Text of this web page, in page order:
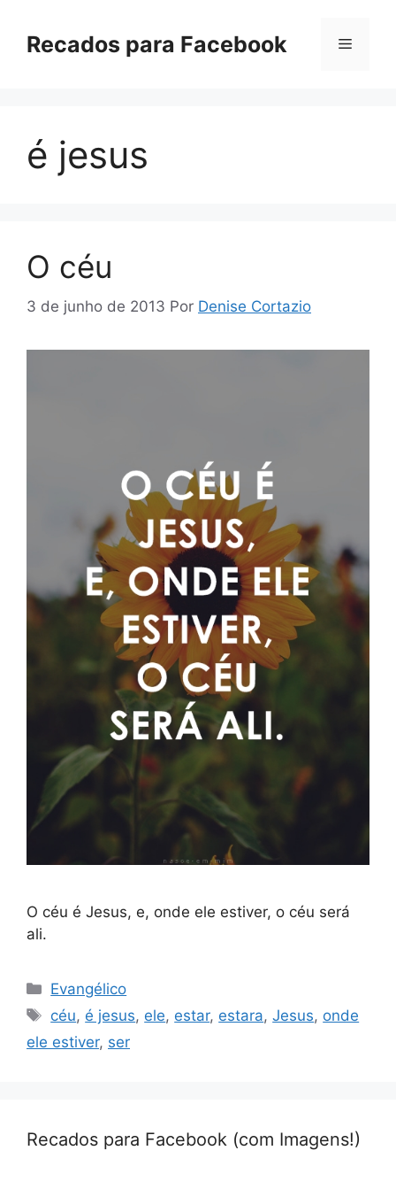
paraRecados para Facebook Menu
é jesus
O céu
3 de junho de 2013 Por Denise Cortazio
O céu é Jesus, e, onde ele estiver, o céu será
ali.
Categorias
Evangélico
Tags
céu, é jesus, ele, estar, estara,Jesus, onde
ele estiver, ser
Recados para Facebook (com Imagens!)